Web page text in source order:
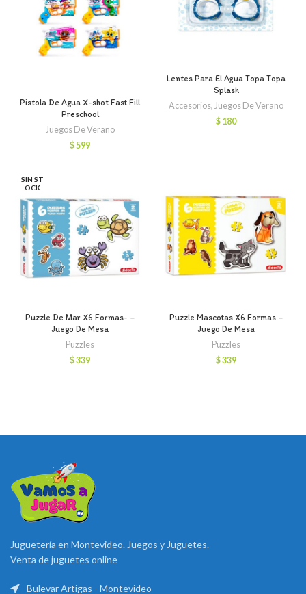
Pistola De Agua X-shot Fast Fill
Preschool
Juegos De Verano
$599
Lentes Para El Agua Topa Topa
Splash
Accesorios, Juegos De Verano
$ 180
SIN ST
OCK
Puzzle De Mar X6 Formas- –
Juego De Mesa
Puzzles
$339
Puzzle Mascotas X6 Formas –
Juego De Mesa
Puzzles
$339
Juguetería en Montevideo. Juegos y Juguetes.
Venta de juguetes online
Bulevar Artigas - Montevideo